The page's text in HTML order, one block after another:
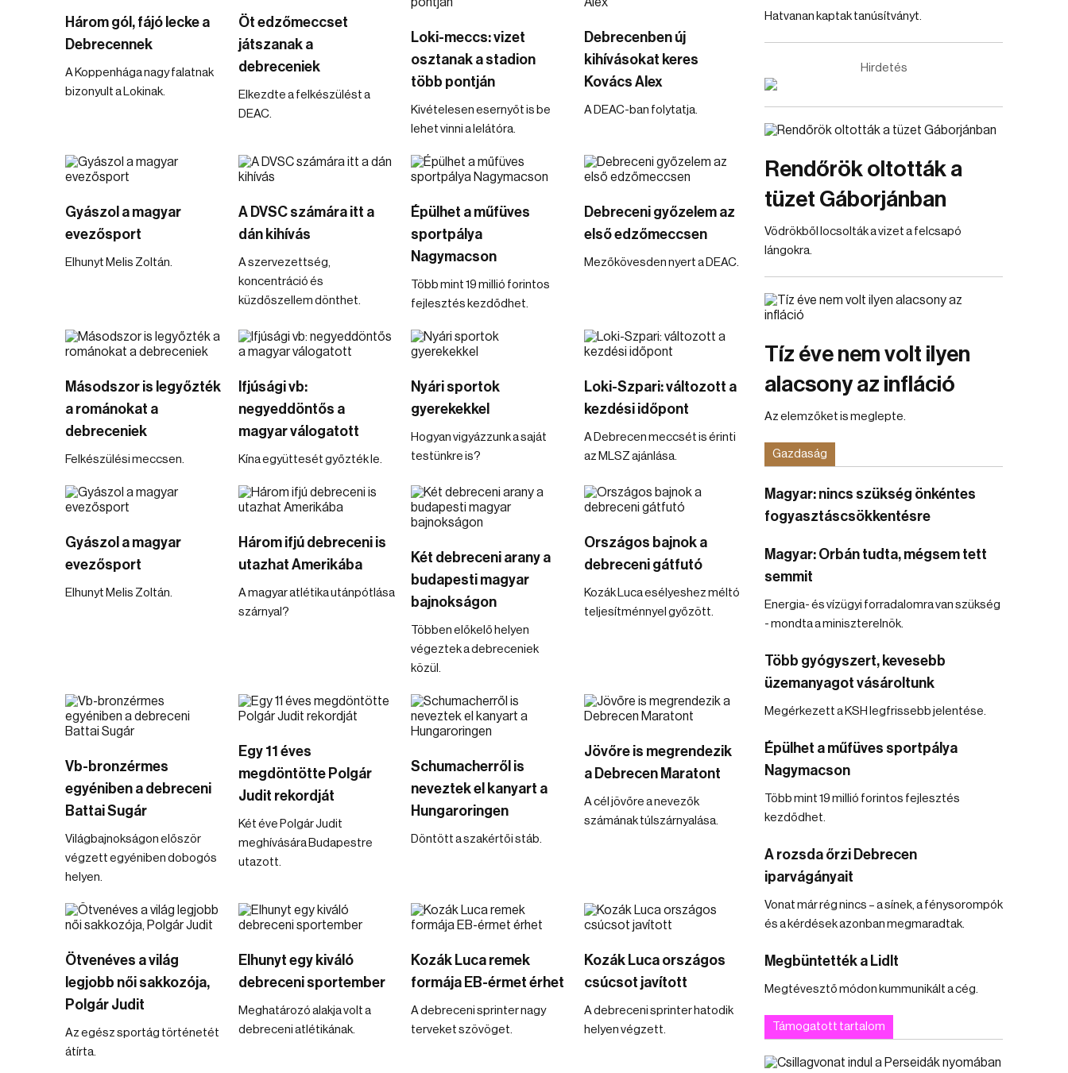
Három gól, fájó lecke a
Debrecennek
A Koppenhága nagy falatnak
bizonyult a Lokinak.
Öt edzőmeccset
játszanak a
debreceniek
Elkezdte a felkészülést a
DEAC.
Loki-meccs: vizet
osztanak a stadion
több pontján
Kivételesen esernyőt is be
lehet vinni a lelátóra.
Debrecenben új
kihívásokat keres
Kovács Alex
A DEAC-ban folytatja.
Gyászol a magyar
evezősport
Elhunyt Melis Zoltán.
A DVSC számára itt a
dán kihívás
A szervezettség,
koncentráció és
küzdőszellem dönthet.
Épülhet a műfüves
sportpálya
Nagymacson
Több mint 19 millió forintos
fejlesztés kezdődhet.
Debreceni győzelem az
első edzőmeccsen
Mezőkövesden nyert a DEAC.
Másodszor is legyőzték
a románokat a
debreceniek
Felkészülési meccsen.
Ifjúsági vb:
negyeddöntős a
magyar válogatott
Kína együttesét győzték le.
Nyári sportok
gyerekekkel
Hogyan vigyázzunk a saját
testünkre is?
Loki-Szpari: változott a
kezdési időpont
A Debrecen meccsét is érinti
az MLSZ ajánlása.
Gyászol a magyar
evezősport
Elhunyt Melis Zoltán.
Három ifjú debreceni is
utazhat Amerikába
A magyar atlétika utánpótlása
szárnyal?
Két debreceni arany a
budapesti magyar
bajnokságon
Többen előkelő helyen
végeztek a debreceniek
közül.
Országos bajnok a
debreceni gátfutó
Kozák Luca esélyeshez méltó
teljesítménnyel győzött.
Vb-bronzérmes
egyéniben a debreceni
Battai Sugár
Világbajnokságon először
végzett egyéniben dobogós
helyen.
Egy 11 éves
megdöntötte Polgár
Judit rekordját
Két éve Polgár Judit
meghívására Budapestre
utazott.
Schumacherről is
neveztek el kanyart a
Hungaroringen
Döntött a szakértői stáb.
Jövőre is megrendezik
a Debrecen Maratont
A cél jövőre a nevezők
számának túlszárnyalása.
Ötvenéves a világ
legjobb női sakkozója,
Polgár Judit
Az egész sportág történetét
átírta.
Elhunyt egy kiváló
debreceni sportember
Meghatározó alakja volt a
debreceni atlétikának.
Kozák Luca remek
formája EB-érmet érhet
A debreceni sprinter nagy
terveket szövöget.
Kozák Luca országos
csúcsot javított
A debreceni sprinter hatodik
helyen végzett.
Hatvanan kaptak tanúsítványt.
Hirdetés
Rendőrök oltották a
tüzet Gáborjánban
Vödrökből locsolták a vizet a felcsapó
lángokra.
Tíz éve nem volt ilyen
alacsony az infláció
Az elemzőket is meglepte.
Gazdaság
Magyar: nincs szükség önkéntes
fogyasztáscsökkentésre
Magyar: Orbán tudta, mégsem tett
semmit
Energia- és vízügyi forradalomra van szükség
- mondta a miniszterelnök.
Több gyógyszert, kevesebb
üzemanyagot vásároltunk
Megérkezett a KSH legfrissebb jelentése.
Épülhet a műfüves sportpálya
Nagymacson
Több mint 19 millió forintos fejlesztés
kezdődhet.
A rozsda őrzi Debrecen
iparvágányait
Vonat már rég nincs – a sínek, a fénysorompók
és a kérdések azonban megmaradtak.
Megbüntették a Lidlt
Megtévesztő módon kummunikált a cég.
Támogatott tartalom